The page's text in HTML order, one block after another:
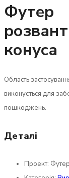
Футер
конуса
Область
виконується для
пошкоджень.
Деталі
Проект: